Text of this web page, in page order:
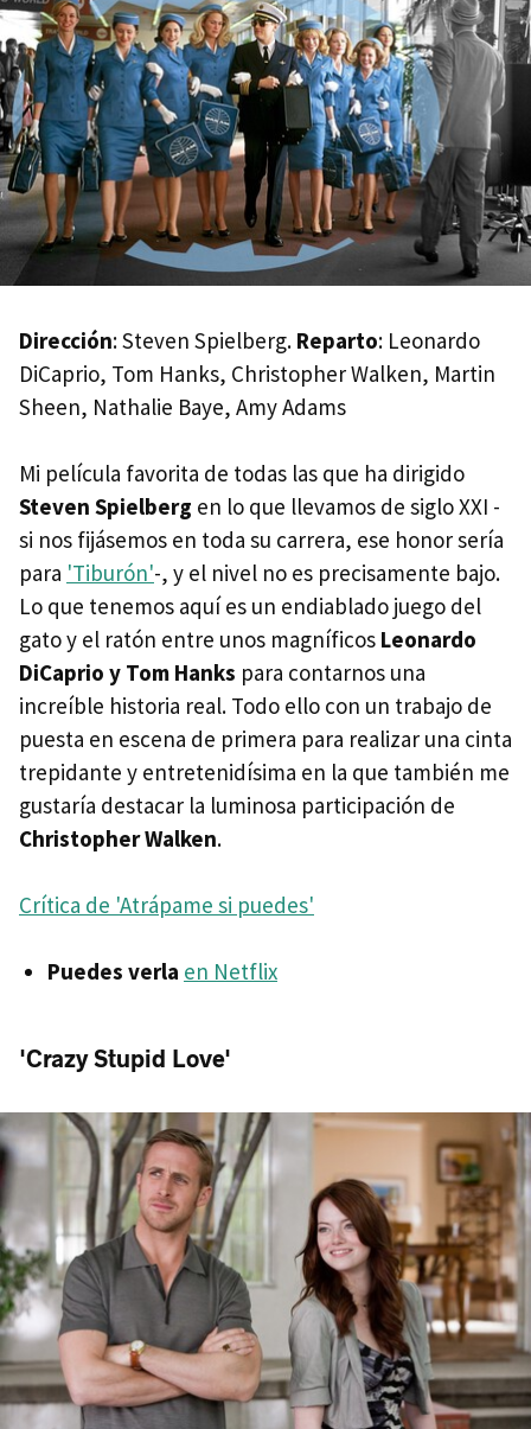
Dirección: Steven Spielberg. Reparto: Leonardo
DiCaprio, Tom Hanks, Christopher Walken, Martin
Sheen, Nathalie Baye, Amy Adams
Mi película favorita de todas las que ha dirigido
Steven Spielberg en lo que llevamos de siglo XXI -
si nos fijásemos en toda su carrera, ese honor sería
para 'Tiburón'-, y el nivel no es precisamente bajo.
Lo que tenemos aquí es un endiablado juego del
gato y el ratón entre unos magníficos Leonardo
DiCaprio y Tom Hanks para contarnos una
increíble historia real. Todo ello con un trabajo de
puesta en escena de primera para realizar una cinta
trepidante y entretenidísima en la que también me
gustaría destacar la luminosa participación de
Christopher Walken.
Crítica de 'Atrápame si puedes'
Puedes verla en Netflix
'Crazy Stupid Love'